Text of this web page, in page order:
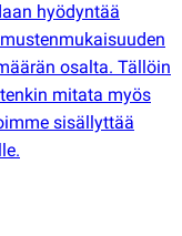
hyödyntää
osalta. Tällöin
mitata myös
sisällyttää